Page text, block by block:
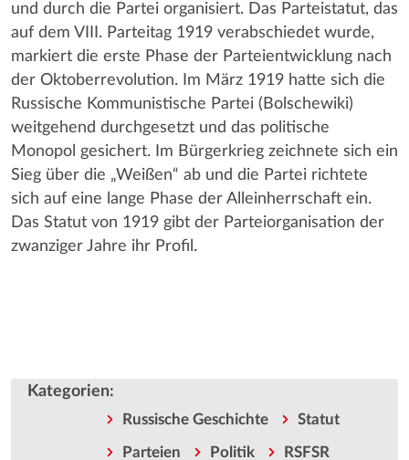
und durch die Partei organisiert. Das Parteistatut, das
auf dem VIII. Parteitag 1919 verabschiedet wurde,
markiert die erste Phase der Parteientwicklung nach
der Oktoberrevolution. Im März 1919 hatte sich die
Russische Kommunistische Partei (Bolschewiki)
weitgehend durchgesetzt und das politische
Monopol gesichert. Im Bürgerkrieg zeichnete sich ein
Sieg über die „Weißen“ ab und die Partei richtete
sich auf eine lange Phase der Alleinherrschaft ein.
Das Statut von 1919 gibt der Parteiorganisation der
zwanziger Jahre ihr Profil.
Kategorien:
Russische Geschichte Statut
Parteien Politik RSFSR